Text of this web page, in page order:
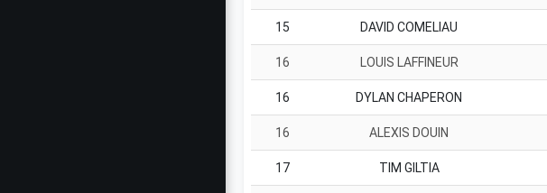
15 DAVID COMELIAU
16 LOUIS LAFFINEUR
16 DYLAN CHAPERON
16 ALEXIS DOUIN
17 TIM GILTIA